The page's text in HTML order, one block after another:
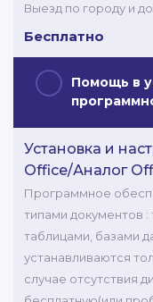
Выезд по городу и
Бесплатно
Помощь в
Установка и
Office/Аналог
Программное
типами документов
таблицами, базами
устанавливаются
случае отсутствия